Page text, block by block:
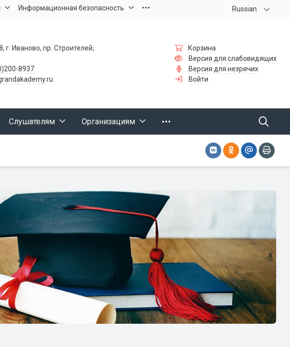
Информационная безопасность Russian
г. Иваново, пр. Строителей,
8937
Корзина
Версия для слабовидящих
Версия для незрячих
Войти
Слушателям Организациям